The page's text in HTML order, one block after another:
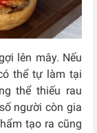
lên mây. Nếu
thể tự làm tại
thể thiếu rau
người còn gia
tạo ra cũng